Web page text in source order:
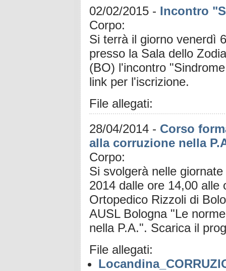
02/02/2015 - Incontro
Corpo:
Si terrà il giorno venerdì
presso la Sala dello
(BO) l'incontro
link per l'iscrizione.
File allegati:
28/04/2014 - Corso
alla corruzione nella
Corpo:
Si svolgerà nelle
2014 dalle ore 14,00
Ortopedico Rizzoli di
AUSL Bologna "Le
nella P.A.". Scarica il
File allegati: